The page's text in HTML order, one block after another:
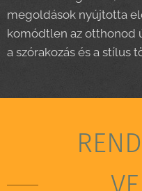
megoldások nyújtotta
komódtlen az otthonod
a szórakozás és a stílus